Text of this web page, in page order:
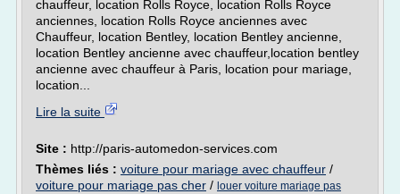
chauffeur, location Rolls Royce, location Rolls Royce
anciennes, location Rolls Royce anciennes avec
Chauffeur, location Bentley, location Bentley ancienne,
location Bentley ancienne avec chauffeur,location bentley
ancienne avec chauffeur à Paris, location pour mariage,
location...
Lire la suite
Site : http://paris-automedon-services.com
Thèmes liés : voiture pour mariage avec chauffeur /
voiture pour mariage pas cher / louer voiture mariage pas